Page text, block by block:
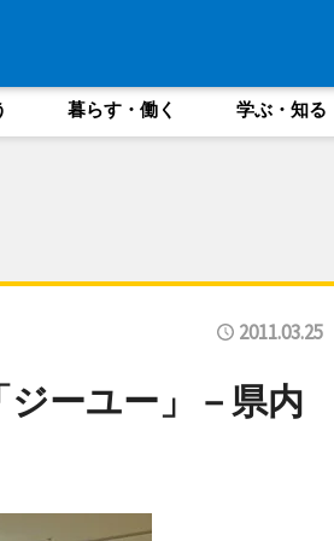
暮らす・働く 学ぶ・知る
2011.03.25
ーユー」－県内